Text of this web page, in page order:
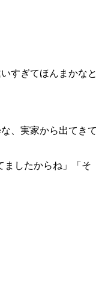
すぎてほんまかなと
、実家から出てきて
ましたからね」「そ